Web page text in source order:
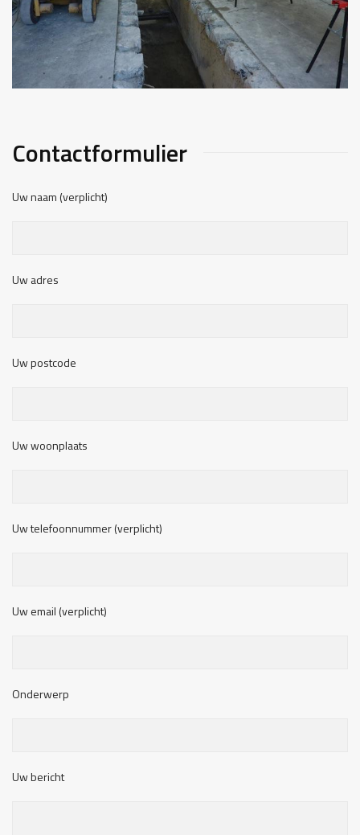
Contactformulier
Uw naam (verplicht)
Uw adres
Uw postcode
Uw woonplaats
Uw telefoonnummer (verplicht)
Uw email (verplicht)
Onderwerp
Uw bericht